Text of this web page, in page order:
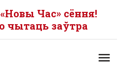
Час» сёння!
чытаць заўтра